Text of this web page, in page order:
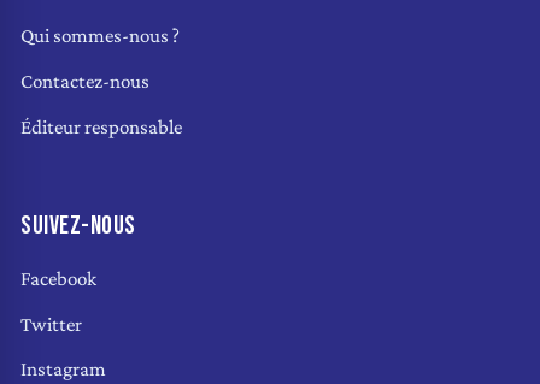
Qui sommes-nous ?
Contactez-nous
Éditeur responsable
SUIVEZ-NOUS
Facebook
Twitter
Instagram